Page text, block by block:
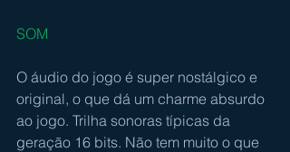
SOM
O áudio do jogo é super nostálgico e
original, o que dá um charme absurdo
ao jogo. Trilha sonoras típicas da
geração 16 bits. Não tem muito o que